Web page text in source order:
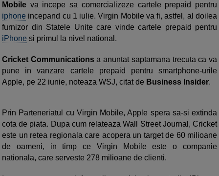
Mobile va incepe sa comercializeze cartele prepaid pentru
iphone incepand cu 1 iulie. Virgin Mobile va fi, astfel, al doilea
furnizor din Statele Unite care vinde cartele prepaid pentru
iPhone si primul la nivel national.
Cricket Communicationsa anuntat saptamana trecuta ca va
pune in vanzare cartele prepaid pentru smartphone-urile
Apple, pe 22 iunie, noteaza WSJ, citat de Business Insider.
Prin Parteneriatul cu Virgin Mobile, Apple spera sa-si extinda
cota de piata. Dupa cum relateaza Wall Street Journal, Cricket
este un retea regionala care acopera un target de 60 milioane
de oameni, in timp ce Virgin Mobile este o companie
nationala, care serveste 278 milioane de clienti.